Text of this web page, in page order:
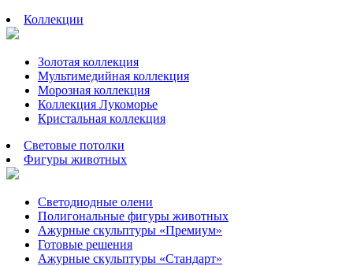
Коллекции
Золотая коллекция
Мультимедийная коллекция
Морозная коллекция
Коллекция Лукоморье
Кристальная коллекция
Световые потолки
Фигуры животных
Светодиодные олени
Полигональные фигуры животных
Ажурные скульптуры «Премиум»
Готовые решения
Ажурные скульптуры «Стандарт»